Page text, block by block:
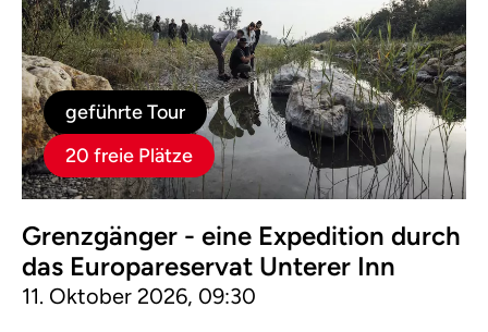
geführte Tour
20 freie Plätze
Grenzgänger - eine Expedition durch
das Europareservat Unterer Inn
11. Oktober 2026, 09:30